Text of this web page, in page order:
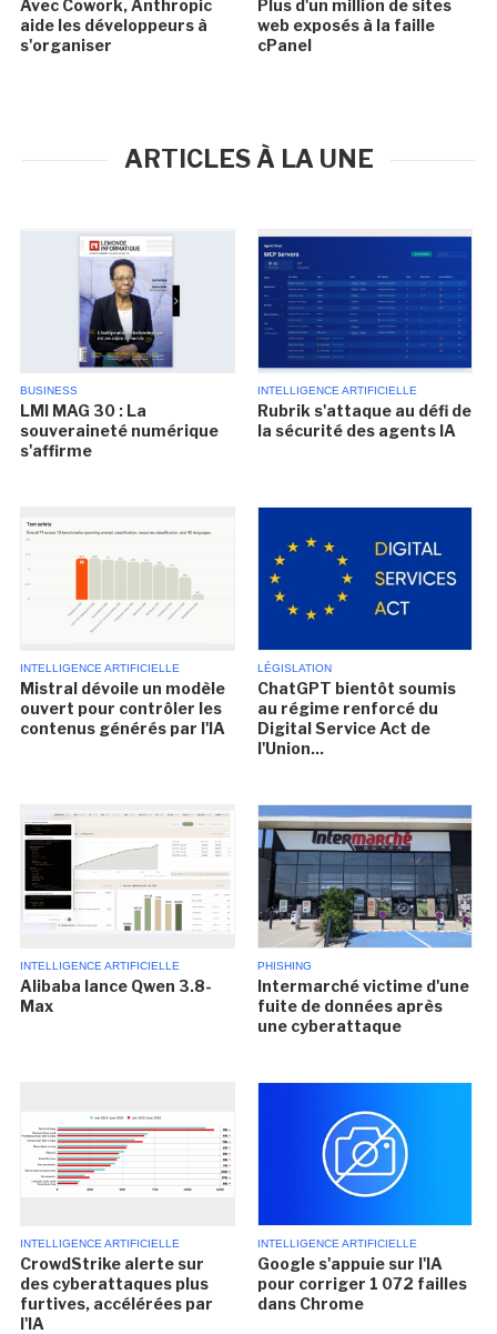
Avec Cowork, Anthropic
aide les développeurs à
s'organiser
Plus d'un million de sites
web exposés à la faille
cPanel
ARTICLES À LA UNE
BUSINESS
LMI MAG 30 : La
souveraineté numérique
s'affirme
INTELLIGENCE ARTIFICIELLE
Rubrik s'attaque au défi de
la sécurité des agents IA
INTELLIGENCE ARTIFICIELLE
Mistral dévoile un modèle
ouvert pour contrôler les
contenus générés par l'IA
LÉGISLATION
ChatGPT bientôt soumis
au régime renforcé du
Digital Service Act de
l'Union...
INTELLIGENCE ARTIFICIELLE
Alibaba lance Qwen 3.8-
Max
PHISHING
Intermarché victime d'une
fuite de données après
une cyberattaque
INTELLIGENCE ARTIFICIELLE
CrowdStrike alerte sur
des cyberattaques plus
furtives, accélérées par
l'IA
INTELLIGENCE ARTIFICIELLE
Google s'appuie sur l'IA
pour corriger 1 072 failles
dans Chrome